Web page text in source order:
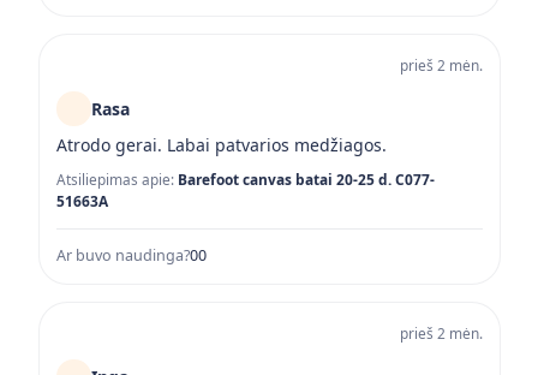
prieš 2 mėn.
Rasa
Atrodo gerai. Labai patvarios medžiagos.
Atsiliepimas apie: Barefoot canvas batai 20-25 d. C077-
51663A
Ar buvo naudinga?00
prieš 2 mėn.